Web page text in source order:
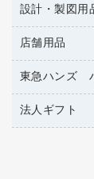
プレゼン
ファイル
パイプ式
その他フ
マーキン
マーキン
ボールペ
備品／小
透明テー
電話台
介護用品
医療関連
工事関連
屋外用品
設計・製図用
設計・製
店舗用品
店舗運営
陳列什器
紙手提げ
東急ハンズ
東急ハンズ
法人ギフト